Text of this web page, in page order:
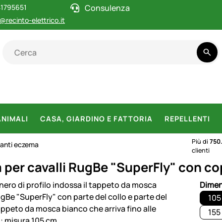
elettrico.it
Consulenza
CASA, GIARDINO E FATTORIA REPELLENTI
eczema Più di
clienti
cavalli RugBe "SuperFly" con